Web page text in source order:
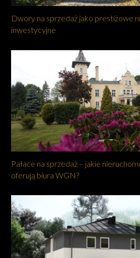
Dwory na sprzedaż jako prestiżowe
inwestycyjne
Pałace na sprzedaż – jakie
oferują biura WGN?